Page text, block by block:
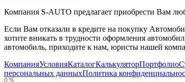
Компания S-AUTO предлагает приобрести Вам
Если Вам отказали в кредите на покупку
хотите вникать в трудности оформления
автомобиль, приходите к нам, юристы нашей
КомпанияУсловияКаталогКалькуляторПортфолио
персональных данныхПолитика